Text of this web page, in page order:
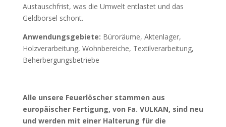
Austauschfrist, was die Umwelt entlastet und das
Geldbörsel schont.
Anwendungsgebiete: Büroräume, Aktenlager,
Holzverarbeitung, Wohnbereiche, Textilverarbeitung,
Beherbergungsbetriebe
Alle unsere Feuerlöscher stammen aus
europäischer Fertigung, von Fa. VULKAN, sind neu
und werden mit einer Halterung für die